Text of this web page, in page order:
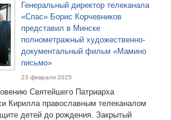
Генеральный директор телеканала
«Спас» Борис Корчевников
представил в Минске
полнометражный художественно-
документальный фильм «Мамино
письмо»
23 февраля 2025
Святейшего Патриарха
Кирилла православным телеканалом
детей до рождения. Закрытый